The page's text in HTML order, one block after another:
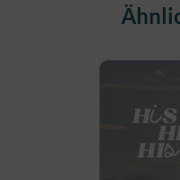
Produktgalerie